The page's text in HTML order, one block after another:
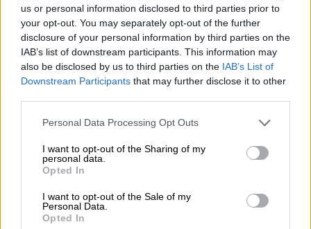
us or personal information disclosed to third parties prior to
your opt-out. You may separately opt-out of the further
disclosure of your personal information by third parties on the
IAB’s list of downstream participants. This information may
also be disclosed by us to third parties on the IAB’s List of
Downstream Participants that may further disclose it to other
Please note that this website/app uses one or more Google
not limited to your visit or usage behaviour. You may click to
grant or deny consent to Google and its third-party tags to
use your data for below specified purposes in below Google
consent section.
Personal Data Processing Opt Outs
I want to opt-out of the Sharing of my
personal data.
Opted In
I want to opt-out of the Sale of my
Personal Data.
Opted In
Σύντομα, με αφετηρία μια τραγική δολοφονία
που θα συνταράξει την περιοχή, αλλά